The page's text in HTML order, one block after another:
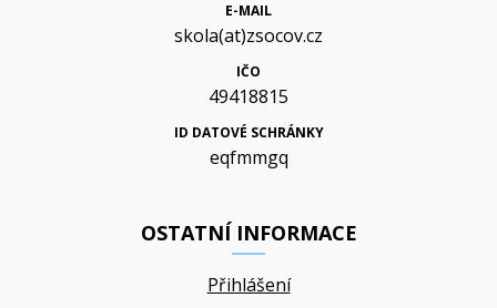
E-MAIL
skola(at)zsocov.cz
IČO
49418815
ID DATOVÉ SCHRÁNKY
eqfmmgq
OSTATNÍ INFORMACE
Přihlášení